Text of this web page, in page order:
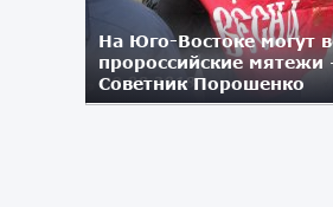
На Юго-Востоке могут
пророссийские мятежи
Советник Порошенко
29.08.2018